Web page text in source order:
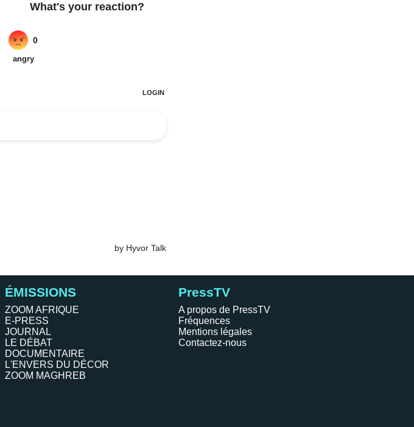
ÉMISSIONS
ZOOM AFRIQUE
E-PRESS
JOURNAL
LE DÉBAT
DOCUMENTAIRE
L'ENVERS DU DÉCOR
ZOOM MAGHREB
PressTV
A propos de PressTV
Fréquences
Mentions légales
Contactez-nous